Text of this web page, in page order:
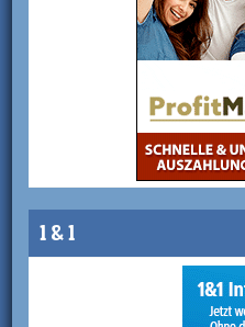
1 & 1